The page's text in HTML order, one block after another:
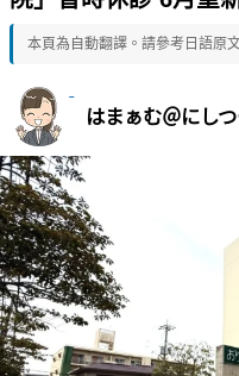
本頁為自動翻譯。請參考日語原
はまぁむ＠にし